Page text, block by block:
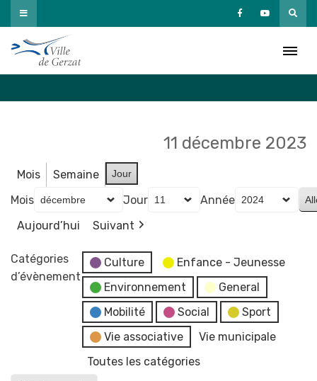
Passer
au
contenu
11 décembre 2023
Mois Semaine Jour
Mois Jour
Année
Aujourd’hui
Suivant
Catégories
d’évènement
Culture
Enfance - Jeunesse
Environnement
General
Mobilité
Social
Sport
Vie associative
Vie municipale
Toutes les catégories